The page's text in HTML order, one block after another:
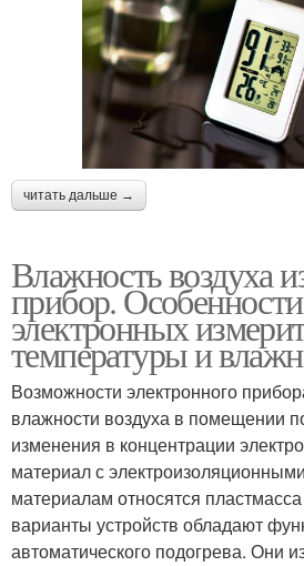
читать дальше →
Влажность воздуха
прибор. Особенности
электронных
температуры и
Возможности электронного
влажности воздуха в помещении
изменения в концентрации
материал с
материалам относятся
варианты устройств обладают
автоматического подогрева. Они